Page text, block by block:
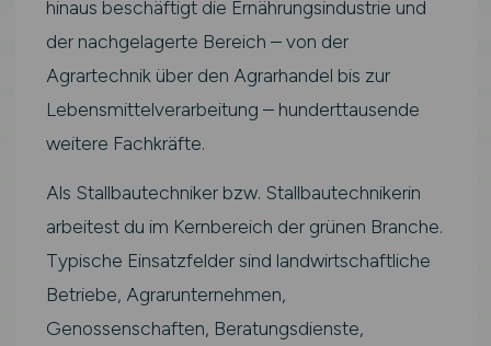
hinaus beschäftigt die Ernährungsindustrie und
der nachgelagerte Bereich – von der
Agrartechnik über den Agrarhandel bis zur
Lebensmittelverarbeitung – hunderttausende
weitere Fachkräfte.
Als Stallbautechniker bzw. Stallbautechnikerin
arbeitest du im Kernbereich der grünen Branche.
Typische Einsatzfelder sind landwirtschaftliche
Betriebe, Agrarunternehmen,
Genossenschaften, Beratungsdienste,